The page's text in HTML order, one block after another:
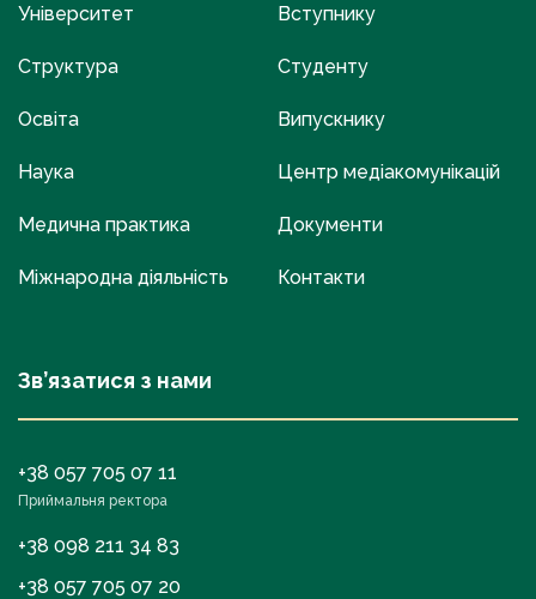
Університет
Структура
Освіта
Наука
Медична практика
Міжнародна діяльність
Вступнику
Студенту
Випускнику
Центр медіакомунікацій
Документи
Контакти
Зв’язатися з нами
+38 057 705 07 11
Приймальня ректора
+38 098 211 34 83
+38 057 705 07 20